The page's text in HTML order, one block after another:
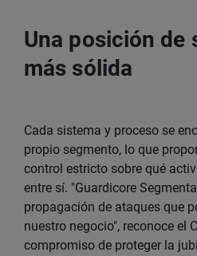
Una posición de
más sólida
Cada sistema y proceso se
propio segmento, lo que
control estricto sobre qué
entre sí. "Guardicore
propagación de ataques que
nuestro negocio", reconoce el
compromiso de proteger la